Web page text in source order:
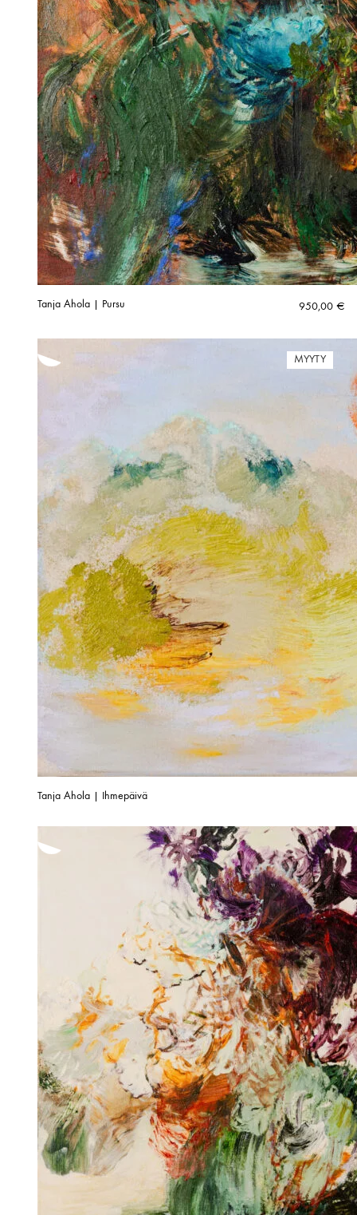
Tanja Ahola | Pursu 950,00 €
MYYTY
Tanja Ahola | Ihmepäivä